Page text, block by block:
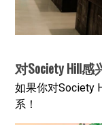
对Society Hill感
如果你对Society
系！